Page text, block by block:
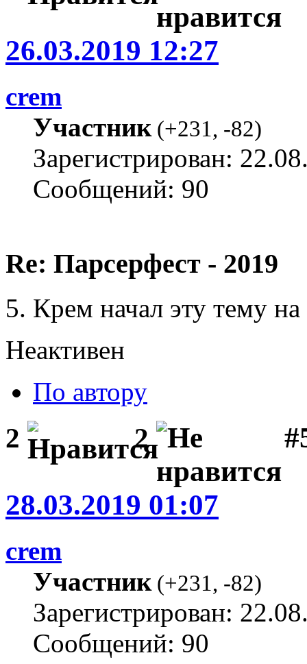
26.03.2019 12:27
crem
Участник(+231, -82)
Зарегистрирован:
Сообщений: 90
Re: Парсерфест - 2019
5. Крем начал эту тему
Неактивен
По автору
2 2
28.03.2019 01:07
crem
Участник(+231, -82)
Зарегистрирован:
Сообщений: 90